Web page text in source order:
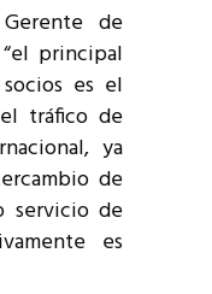
de
principal
es el
tráfico de
ya
de
servicio de
es